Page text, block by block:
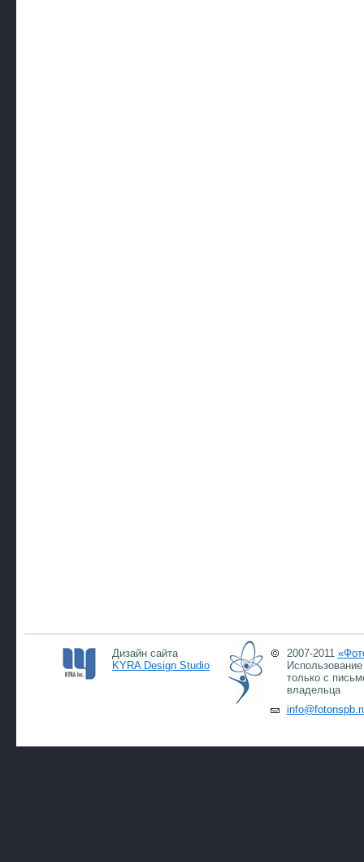
Дизайн сайта
KYRA Design Studio
2007-2011
только с
владельца